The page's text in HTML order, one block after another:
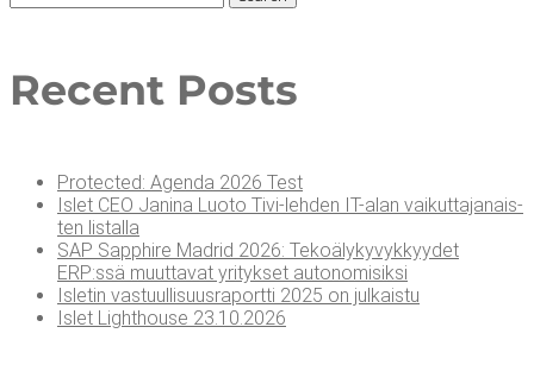
Recent Posts
Pro­tec­ted: Agen­da 2026 Test
Islet CEO Jani­na Luo­to Tivi-leh­den IT-alan vai­kut­ta­ja­nais­
ten listalla
SAP Sapp­hi­re Madrid 2026: Teko­ä­ly­ky­vyk­kyy­det
ERP:ssä muut­ta­vat yri­tyk­set autonomisiksi
Isle­tin vas­tuul­li­suus­ra­port­ti 2025 on julkaistu
Islet Light­house 23.10.2026